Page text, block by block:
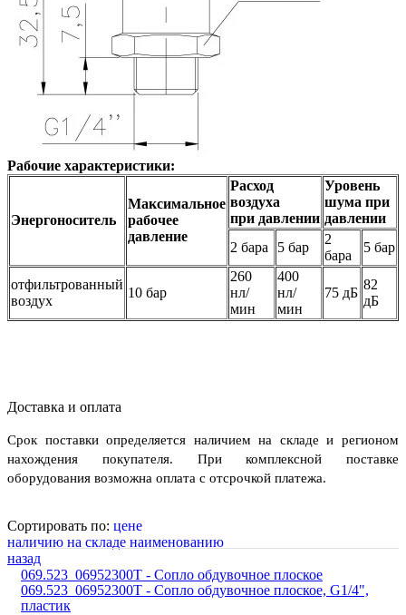
Рабочие характеристики:
Энергоноситель
Максимальное
рабочее
давление
Расход
воздуха
при давлении
Уровень
шума при
давлении
2 бара
5 бар
2
бара
5 бар
отфильтрованный
воздух
10 бар
260
нл/
мин
400
нл/
мин
75 дБ
82
дБ
Доставка и оплата
Срок поставки определяется наличием на складе и регионом
нахождения покупателя. При комплексной поставке
оборудования возможна оплата с отсрочкой платежа.
Сортировать по: цене
наличию на складе наименованию
назад
069.523_06952300T - Сопло обдувочное плоское
069.523_06952300T - Сопло обдувочное плоское, G1/4",
пластик